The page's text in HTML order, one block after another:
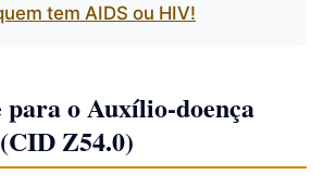
tem AIDS ou HIV!
o Auxílio-doença
Z54.0)